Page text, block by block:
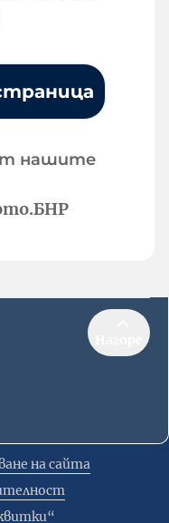
нашите
на сайта